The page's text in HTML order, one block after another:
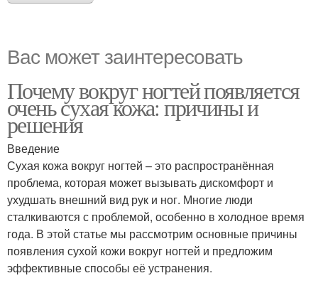
Вас может заинтересовать
Почему вокруг ногтей появляется
очень сухая кожа: причины и
решения
Введение
Сухая кожа вокруг ногтей – это распространённая
проблема, которая может вызывать дискомфорт и
ухудшать внешний вид рук и ног. Многие люди
сталкиваются с проблемой, особенно в холодное время
года. В этой статье мы рассмотрим основные причины
появления сухой кожи вокруг ногтей и предложим
эффективные способы её устранения.